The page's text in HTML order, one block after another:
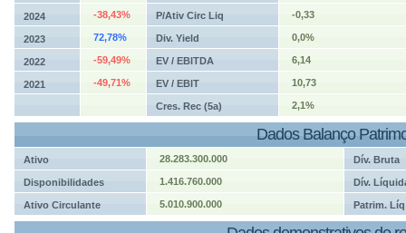
2024 -38,43% P/Ativ Circ Liq -0,33
2023 72,78% Div. Yield 0,0%
2022 -59,49% EV / EBITDA 6,14
2021 -49,71% EV / EBIT 10,73
Cres. Rec (5a) 2,1%
Dados Balanço
Ativo 28.283.300.000 Dív. Bruta
Disponibilidades 1.416.760.000 Dív.
Ativo Circulante 5.010.900.000 Patrim. Líq